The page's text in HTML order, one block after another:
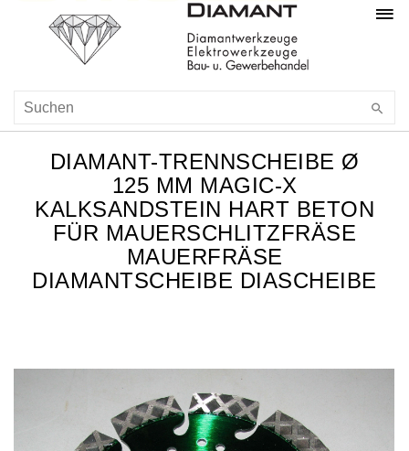
DIAMANT-TRENNSCHEIBE Ø
125 MM MAGIC-X
KALKSANDSTEIN HART BETON
FÜR MAUERSCHLITZFRÄSE
MAUERFRÄSE
DIAMANTSCHEIBE DIASCHEIBE